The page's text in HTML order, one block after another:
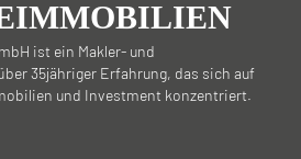
ist ein Makler- und
35jähriger Erfahrung, das sich auf
und Investment konzentriert.